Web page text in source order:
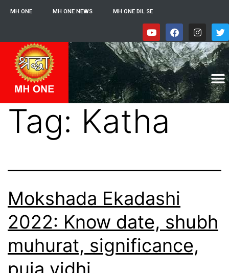
MH ONE MH ONE NEWS MH ONE DIL SE
Tag: Katha
Mokshada Ekadashi
2022: Know date, shubh
muhurat, significance,